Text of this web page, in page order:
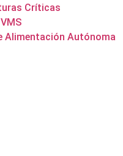
Críticas
Alimentación Autónoma